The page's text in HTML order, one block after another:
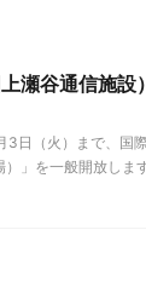
瀬谷通信施
日（火）まで、国
」を一般開放しま